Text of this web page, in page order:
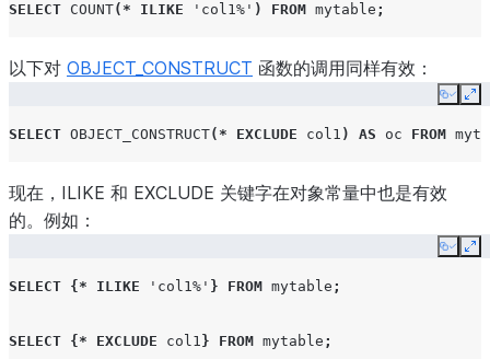
SELECT COUNT(* ILIKE 'col1%' ) FROM mytable ;
以下对 OBJECT_CONSTRUCT 函数的调用同样有效：
Copy
SELECT OBJECT_CONSTRUCT(* EXCLUDE col1 ) AS oc FROM
现在，ILIKE 和 EXCLUDE 关键字在对象常量中也是有效
的。例如：
Copy
SELECT {* ILIKE 'col1%' } FROM mytable ;
SELECT {* EXCLUDE col1 } FROM mytable ;